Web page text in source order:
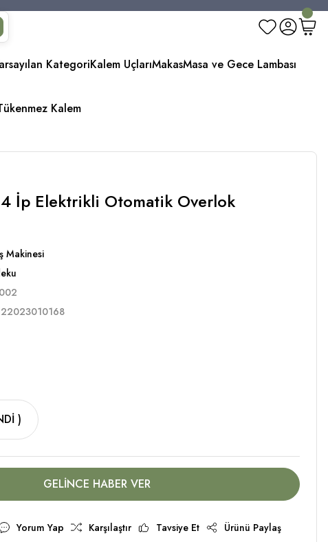
KategoriKalem UçlarıMakasMasa ve Gece Lambası
Kalem
İp Elektrikli Otomatik Overlok
Makinesi
)
GELİNCE HABER VER
Yorum Yap Karşılaştır Tavsiye Et Ürünü Paylaş